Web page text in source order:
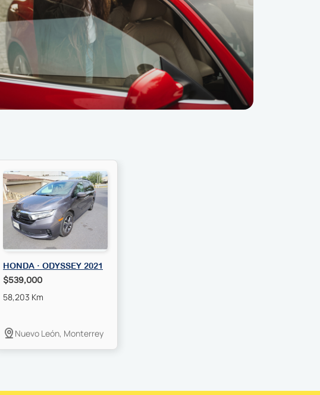
HONDA · ODYSSEY 2021
$539,000
58,203 Km
Nuevo León, Monterrey